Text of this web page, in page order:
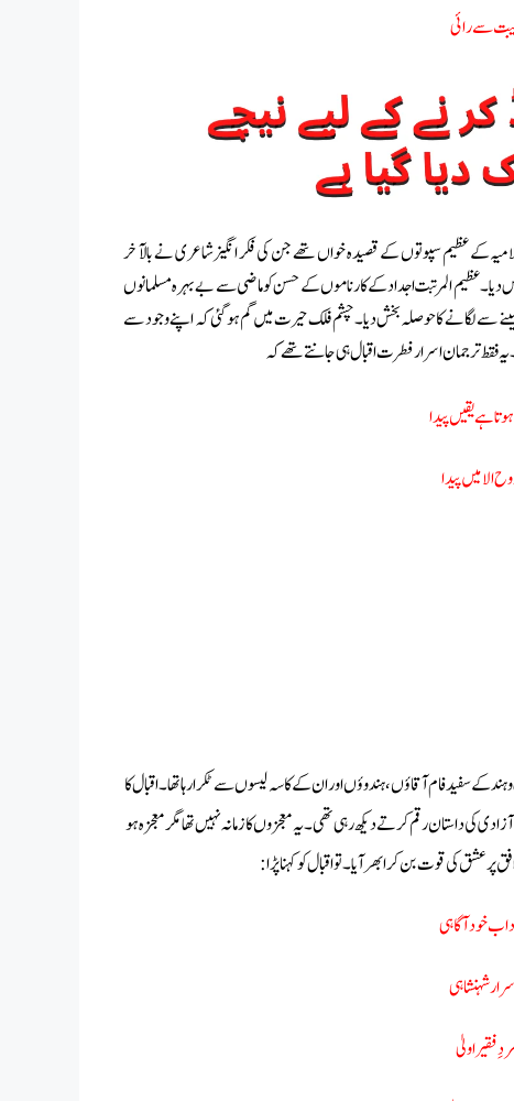
سے رائی
کے عظیم سپوتوں کے قصیدہ خواں تھے جن کی فکر انگیز شاعری نے بالآ خر
دیا۔ عظیم المرتبت اجداد کے کارناموں کے حسن کو ماضی سے بے بہرہ مسلمانوں
سے لگانے کا حوصلہ بخش دیا۔ چشم فلک حیرت میں گم ہو گئی کہ اپنے وجود سے
فقط ترجمان اسرار فطرت اقبال ہی جانتے تھے کہ
ہے یقیں پیدا
الامیں پیدا
کے سفید فام آقاؤں، ہندوؤں اور ان کے کاسہ لیسوں سے ٹکرا رہا تھا۔ اقبال کا
کی داستان رقم کرتے دیکھ رہی تھی۔ یہ معجزوں کا زمانہ نہیں تھا مگر معجزہ ہو
پر عشق کی قوت بن کر ابھر آیا ۔تو اقبال کو کہنا پڑا:
خود آگاہی
شہنشاہی
فقیر اولیٰ